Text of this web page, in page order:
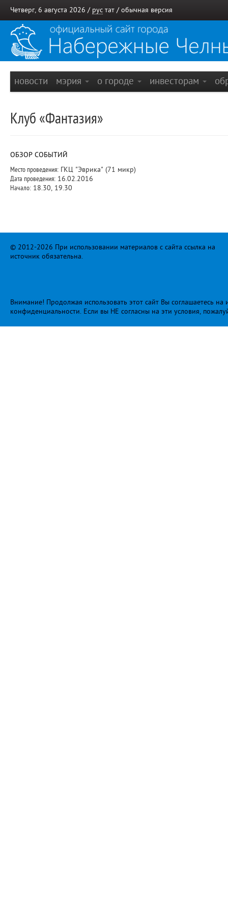
Четверг, 6 августа 2026 / рус тат / обычная версия
новости мэрия о городе инвесторам
Клуб «Фантазия»
ОБЗОР СОБЫТИЙ
Место проведения: ГКЦ "Эврика" (71 микр)
Дата проведения: 16.02.2016
Начало: 18.30, 19.30
© 2012-2026 При использовании материалов с сайта ссылка на
источник обязательна.
Внимание! Продолжая использовать этот сайт Вы соглашаетесь
конфиденциальности. Если вы НЕ согласны на эти условия,